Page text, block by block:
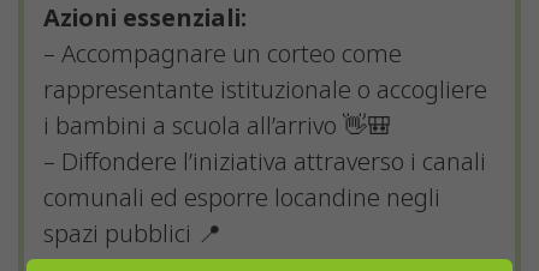
Azioni essenziali:
– Accompagnare un corteo come
rappresentante istituzionale o accogliere
i bambini a scuola all’arrivo 👋🎒
– Diffondere l’iniziativa attraverso i canali
comunali ed esporre locandine negli
spazi pubblici 📍